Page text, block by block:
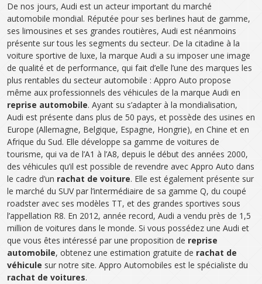
De nos jours, Audi est un acteur important du marché
automobile mondial. Réputée pour ses berlines haut de gamme,
ses limousines et ses grandes routières, Audi est néanmoins
présente sur tous les segments du secteur. De la citadine à la
voiture sportive de luxe, la marque Audi a su imposer une image
de qualité et de performance, qui fait d’elle l’une des marques les
plus rentables du secteur automobile : Appro Auto propose
même aux professionnels des véhicules de la marque Audi en
reprise automobile. Ayant su s’adapter à la mondialisation,
Audi est présente dans plus de 50 pays, et possède des usines en
Europe (Allemagne, Belgique, Espagne, Hongrie), en Chine et en
Afrique du Sud. Elle développe sa gamme de voitures de
tourisme, qui va de l’A1 à l’A8, depuis le début des années 2000,
des véhicules qu’il est possible de revendre avec Appro Auto dans
le cadre d’un rachat de voiture. Elle est également présente sur
le marché du SUV par l’intermédiaire de sa gamme Q, du coupé
roadster avec ses modèles TT, et des grandes sportives sous
l’appellation R8. En 2012, année record, Audi a vendu près de 1,5
million de voitures dans le monde. Si vous possédez une Audi et
que vous êtes intéressé par une proposition de reprise
automobile, obtenez une estimation gratuite de rachat de
véhicule sur notre site. Appro Automobiles est le spécialiste du
rachat de voitures.